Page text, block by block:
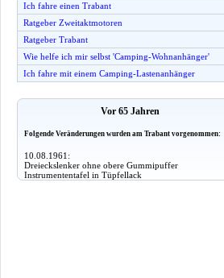
Ich fahre einen Trabant
Ratgeber Zweitaktmotoren
Ratgeber Trabant
Wie helfe ich mir selbst 'Camping-Wohnanhänger'
Ich fahre mit einem Camping-Lastenanhänger
Vor 65 Jahren
Folgende Veränderungen wurden am Trabant vorgenommen:
10.08.1961:
Dreieckslenker ohne obere Gummipuffer
Instrumententafel in Tüpfellack